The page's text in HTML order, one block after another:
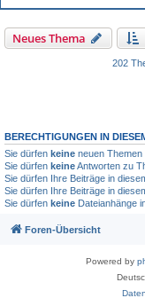
Neues Thema
202
BERECHTIGUNGEN IN
Sie dürfen keine neuen Themen
Sie dürfen keineAntworten zu
Sie dürfen Ihre Beiträge in
Sie dürfen Ihre Beiträge in
Sie dürfen keine Dateianhänge
Foren-Übersicht
Powered by